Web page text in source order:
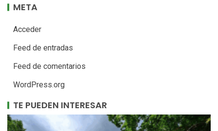
META
Acceder
Feed de entradas
Feed de comentarios
WordPress.org
TE PUEDEN INTERESAR